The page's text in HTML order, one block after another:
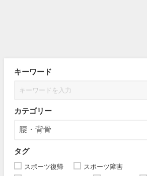
キーワード
カテゴリー
タグ
スポーツ復帰
スポーツ障害